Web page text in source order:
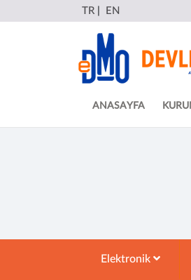
TR EN
ANASAYFA
Elektronik